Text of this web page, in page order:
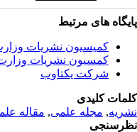
پایگاه های مرتبط
کمیسیون نشریات
کمسیون نشریات
شرکت یکتاوب
کلمات کلیدی
نشریه, مجله علمی, مقاله
نظرسنجی